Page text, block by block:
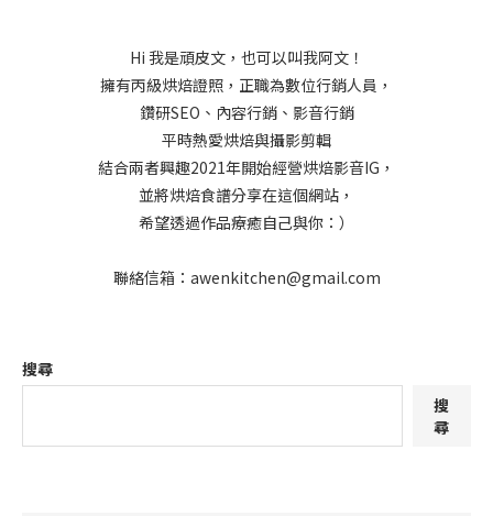
Hi 我是頑皮文，也可以叫我阿文！
擁有丙級烘焙證照，正職為數位行銷人員，
鑽研SEO、內容行銷、影音行銷
平時熱愛烘焙與攝影剪輯
結合兩者興趣2021年開始經營烘焙影音IG，
並將烘焙食譜分享在這個網站，
希望透過作品療癒自己與你：）
聯絡信箱：awenkitchen@gmail.com
搜尋
搜
尋